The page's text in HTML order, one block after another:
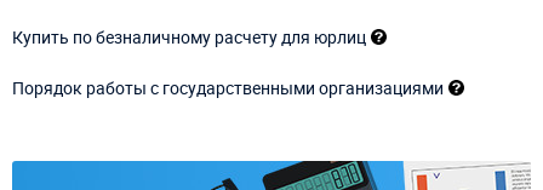
Купить по безналичному расчету для юрлиц
Порядок работы с государственными организациями